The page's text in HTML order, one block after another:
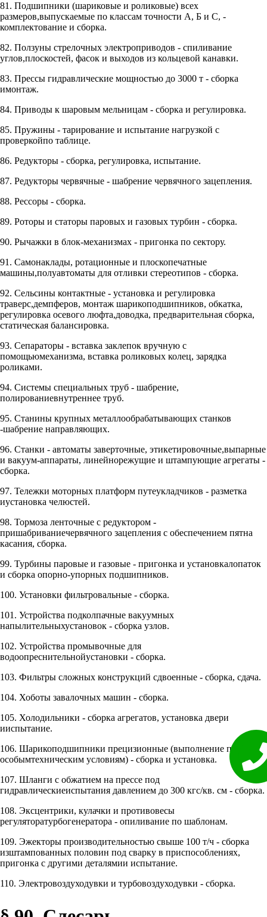
81. Подшипники (шариковые и роликовые) всех
размеров,выпускаемые по классам точности А, Б и С, -
комплектование и сборка.
82. Ползуны стрелочных электроприводов - спиливание
углов,плоскостей, фасок и выходов из кольцевой канавки.
83. Прессы гидравлические мощностью до 3000 т - сборка
имонтаж.
84. Приводы к шаровым мельницам - сборка и регулировка.
85. Пружины - тарирование и испытание нагрузкой с
проверкойпо таблице.
86. Редукторы - сборка, регулировка, испытание.
87. Редукторы червячные - шабрение червячного зацепления.
88. Рессоры - сборка.
89. Роторы и статоры паровых и газовых турбин - сборка.
90. Рычажки в блок-механизмах - пригонка по сектору.
91. Самонаклады, ротационные и плоскопечатные
машины,полуавтоматы для отливки стереотипов - сборка.
92. Сельсины контактные - установка и регулировка
траверс,демпферов, монтаж шарикоподшипников, обкатка,
регулировка осевого люфта,доводка, предварительная сборка,
статическая балансировка.
93. Сепараторы - вставка заклепок вручную с
помощьюмеханизма, вставка роликовых колец, зарядка
роликами.
94. Системы специальных труб - шабрение,
полированиевнутреннее труб.
95. Станины крупных металлообрабатывающих станков
-шабрение направляющих.
96. Станки - автоматы заверточные, этикетировочные,выпарные
и вакуум-аппараты, линейнорежущие и штампующие агрегаты -
сборка.
97. Тележки моторных платформ путеукладчиков - разметка
иустановка челюстей.
98. Тормоза ленточные с редуктором -
пришабриваниечервячного зацепления с обеспечением пятна
касания, сборка.
99. Турбины паровые и газовые - пригонка и установкалопаток
и сборка опорно-упорных подшипников.
100. Установки фильтровальные - сборка.
101. Устройства подколпачные вакуумных
напылительныхустановок - сборка узлов.
102. Устройства промывочные для
водоопреснительнойустановки - сборка.
103. Фильтры сложных конструкций сдвоенные - сборка, сдача.
104. Хоботы завалочных машин - сборка.
105. Холодильники - сборка агрегатов, установка двери
ииспытание.
106. Шарикоподшипники прецизионные (выполнение по
особымтехническим условиям) - сборка и установка.
107. Шланги с обжатием на прессе под
гидравлическиеиспытания давлением до 300 кгс/кв. см - сборка.
108. Эксцентрики, кулачки и противовесы
регуляторатурбогенератора - опиливание по шаблонам.
109. Эжекторы производительностью свыше 100 т/ч - сборка
изштампованных половин под сварку в приспособлениях,
пригонка с другими деталямии испытание.
110. Электровоздуходувки и турбовоздуходувки - сборка.